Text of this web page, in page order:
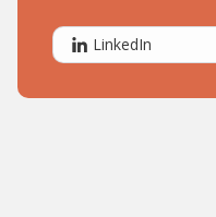
LinkedIn